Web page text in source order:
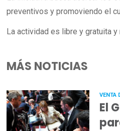
preventivos y promoviendo el
La actividad es libre y gratuita
MÁS NOTICIAS
VENTA
El